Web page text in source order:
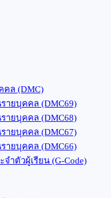
คล (DMC)
ายบุคคล (DMC69)
ายบุคคล (DMC68)
ายบุคคล (DMC67)
ายบุคคล (DMC66)
ำตัวผู้เรียน (G-Code)